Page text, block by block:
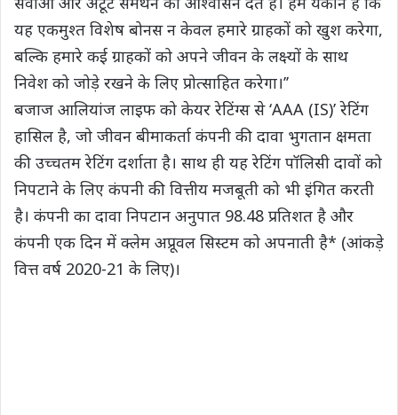
यह एकमुश्त विशेष बोनस न केवल हमारे ग्राहकों को खुश करेगा,
बल्कि हमारे कई ग्राहकों को अपने जीवन के लक्ष्यों के साथ
निवेश को जोड़े रखने के लिए प्रोत्साहित करेगा।’’
बजाज आलियांज लाइफ को केयर रेटिंग्स से ‘AAA (IS)’ रेटिंग
हासिल है, जो जीवन बीमाकर्ता कंपनी की दावा भुगतान क्षमता
की उच्चतम रेटिंग दर्शाता है। साथ ही यह रेटिंग पॉलिसी दावों को
निपटाने के लिए कंपनी की वित्तीय मजबूती को भी इंगित करती
है। कंपनी का दावा निपटान अनुपात 98.48 प्रतिशत है और
कंपनी एक दिन में क्लेम अप्रूवल सिस्टम को अपनाती है* (आंकड़े
वित्त वर्ष 2020-21 के लिए)।